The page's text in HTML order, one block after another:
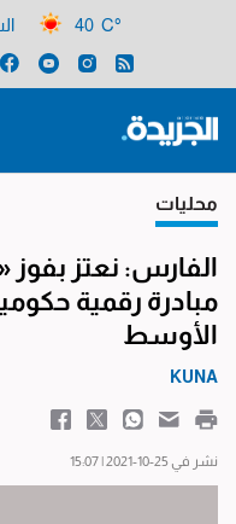
40 C°
محليات
الفارس: نعتز
مبادرة رقمية
الأوسط
KUNA
نشر في 25-10-2021 | 15:07